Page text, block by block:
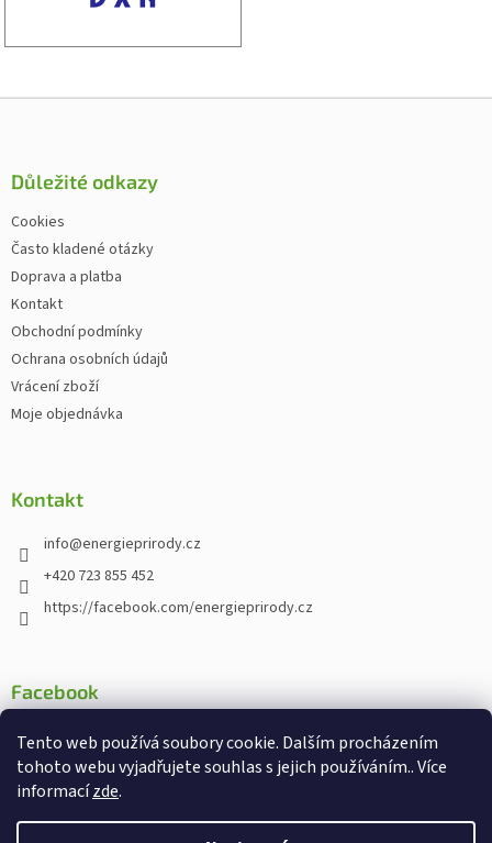
Tento web používá soubory cookie. Dalším procházením
tohoto webu vyjadřujete souhlas s jejich používáním.. Více
informacízde.
Zápatí
Důležité odkazy
Cookies
Často kladené otázky
Doprava a platba
Kontakt
Obchodní podmínky
Ochrana osobních údajů
Vrácení zboží
Moje objednávka
Kontakt
info@energieprirody.cz
+420 723 855 452
https://facebook.com/energieprirody.cz
Facebook